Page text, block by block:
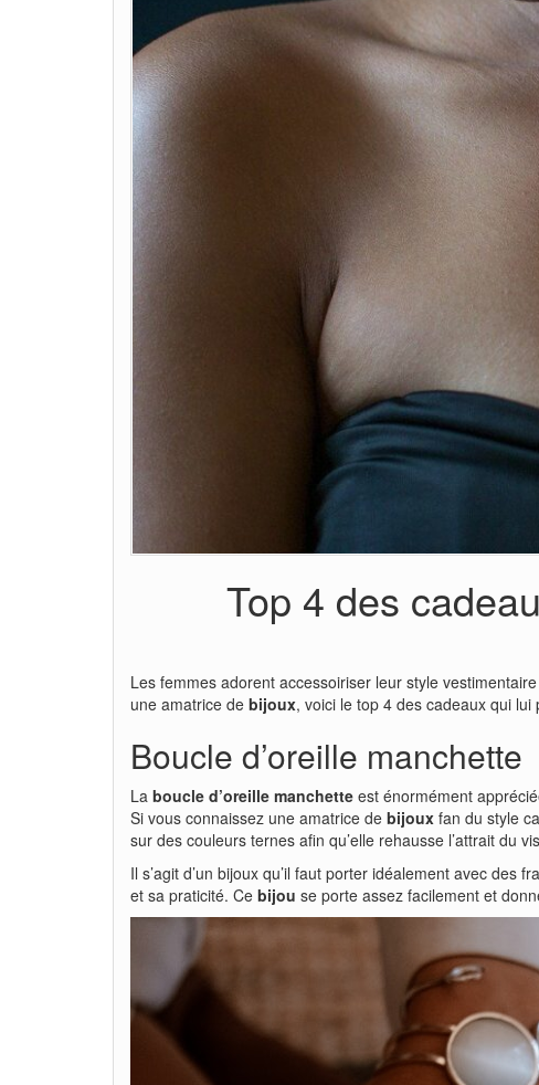
Top 4 des
Les femmes adorent accessoiriser leur style
une amatrice de bijoux, voici le top 4 des cadeaux qui lui
Boucle d’oreille manchette
La boucle d’oreille manchette est énormément
Si vous connaissez une amatrice de bijoux fan du style
sur des couleurs ternes afin qu’elle rehausse l’attrait du
Il s’agit d’un bijoux qu’il faut porter idéalement avec
et sa praticité. Ce bijou se porte assez facilement et